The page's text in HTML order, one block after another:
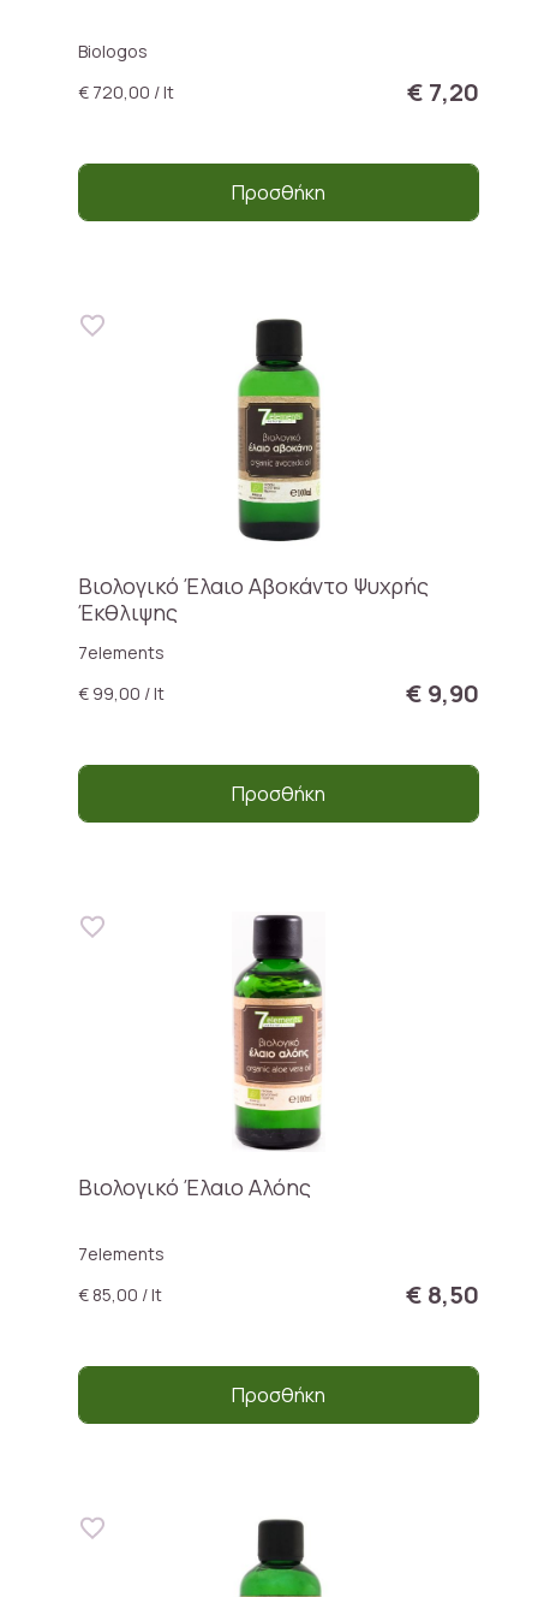
Biologos
€ 720,00 / lt
€ 7,20
Προσθήκη
Βιολογικό Έλαιο Αβοκάντο Ψυχρής
Έκθλιψης
7elements
€ 99,00 / lt
€ 9,90
Προσθήκη
Βιολογικό Έλαιο Αλόης
7elements
€ 85,00 / lt
€ 8,50
Προσθήκη